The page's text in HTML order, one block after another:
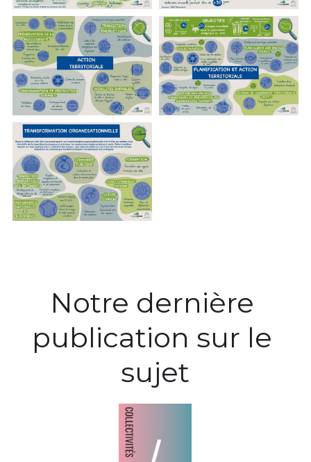
Notre dernière
publication sur le
sujet